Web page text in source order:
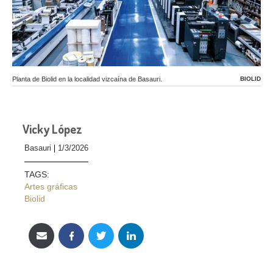
Planta de Biolid en la localidad vizcaína de Basauri. BIOLID
Vicky López
Basauri 1/3/2026
TAGS:
Artes gráficas
Biolid